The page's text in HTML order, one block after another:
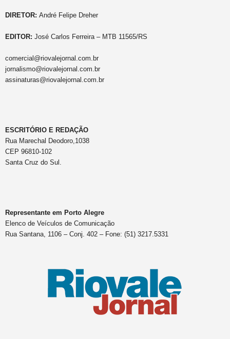
DIRETOR: André Felipe Dreher
EDITOR: José Carlos Ferreira – MTB 11565/RS
comercial@riovalejornal.com.br
jornalismo@riovalejornal.com.br
assinaturas@riovalejornal.com.br
ESCRITÓRIO E REDAÇÃO
Rua Marechal Deodoro,1038
CEP 96810-102
Santa Cruz do Sul.
Representante em Porto Alegre
Elenco de Veículos de Comunicação
Rua Santana, 1106 – Conj. 402 – Fone: (51) 3217.5331